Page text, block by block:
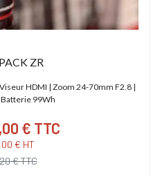
ZR
HDMI | Zoom 24-70mm F2.8 |
Batterie 99Wh
€ TTC
€ HT
€ TTC